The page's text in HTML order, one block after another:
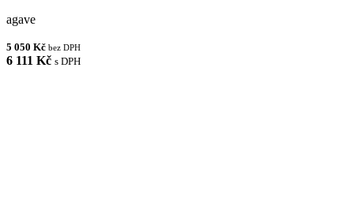
agave
5 050 Kč bez DPH
6 111 Kč s DPH